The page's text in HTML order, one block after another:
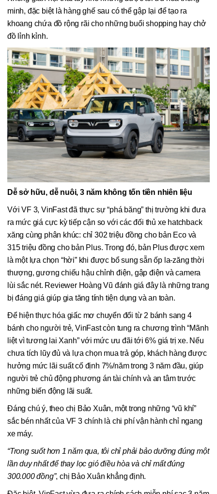
minh, đặc biệt là hàng ghế sau có thể gập lại để tạo ra
khoang chứa đồ rộng rãi cho những buổi shopping hay chở
đồ lỉnh kỉnh.
Dễ sở hữu, dễ nuôi, 3 năm không tốn tiền nhiên liệu
Với VF 3, VinFast đã thực sự “phá băng” thị trường khi đưa
ra mức giá cực kỳ tiếp cận so với các đối thủ xe hatchback
xăng cùng phân khúc: chỉ 302 triệu đồng cho bản Eco và
315 triệu đồng cho bản Plus. Trong đó, bản Plus được xem
là một lựa chọn “hời” khi được bổ sung sẵn ốp la-zăng thời
thượng, gương chiếu hậu chỉnh điện, gập điện và camera
lùi sắc nét. Reviewer Hoàng Vũ đánh giá đây là những trang
bị đáng giá giúp gia tăng tính tiện dụng và an toàn.
Để hiện thực hóa giấc mơ chuyển đổi từ 2 bánh sang 4
bánh cho người trẻ, VinFast còn tung ra chương trình “Mãnh
liệt vì tương lai Xanh” với mức ưu đãi tới 6% giá trị xe. Nếu
chưa tích lũy đủ và lựa chọn mua trả góp, khách hàng được
hưởng mức lãi suất cố định 7%/năm trong 3 năm đầu, giúp
người trẻ chủ động phương án tài chính và an tâm trước
những biến động lãi suất.
Đáng chú ý, theo chị Bảo Xuân, một trong những “vũ khí”
sắc bén nhất của VF 3 chính là chi phí vận hành chỉ ngang
xe máy.
“Trong suốt hơn 1 năm qua, tôi chỉ phải bảo dưỡng đúng một
lần duy nhất để thay lọc gió điều hòa và chỉ mất đúng
300.000đồng”, chị Bảo Xuân khẳng định.